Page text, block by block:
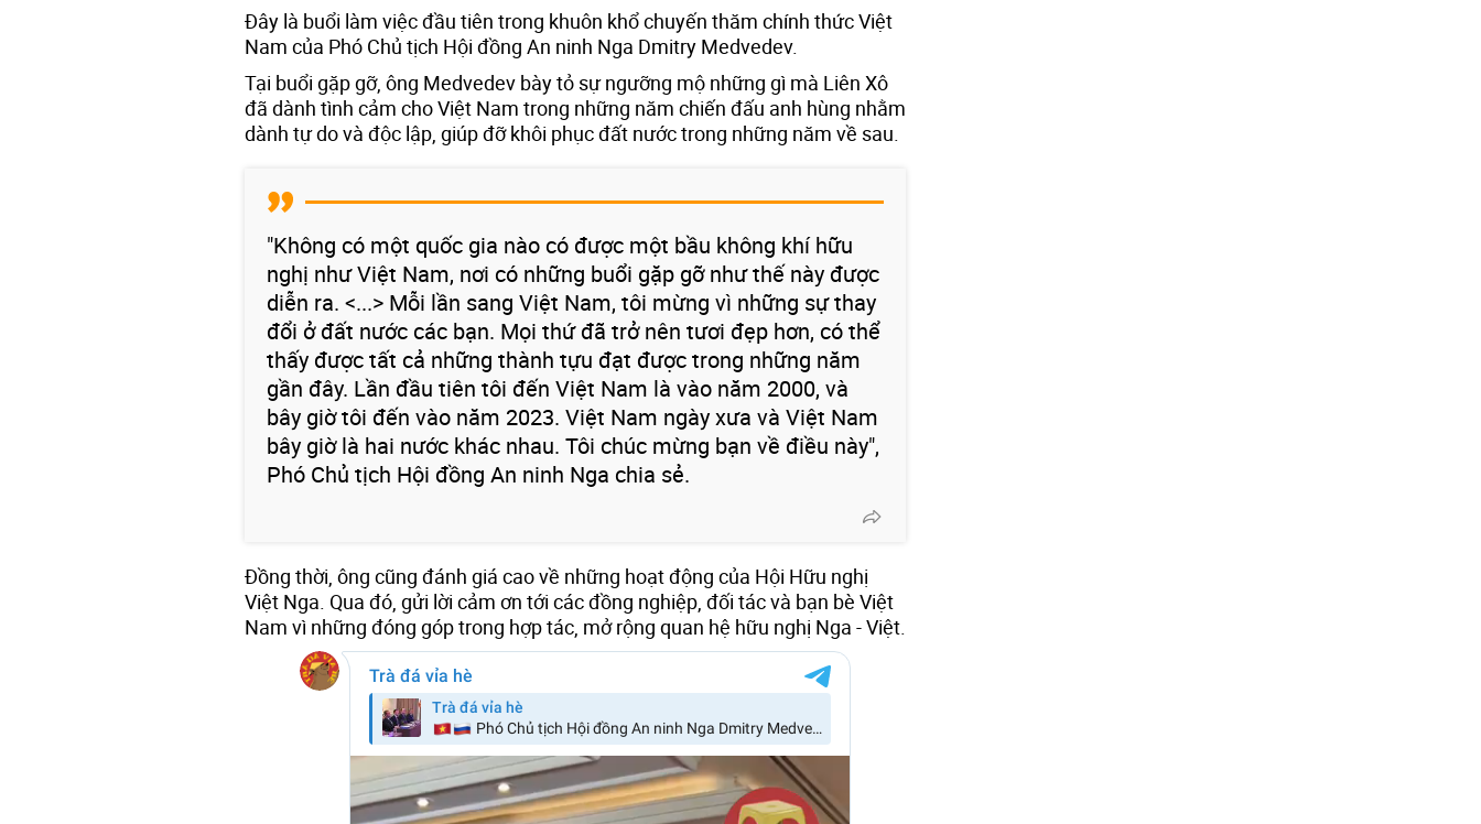
Đây là buổi làm việc đầu tiên trong khuôn khổ chuyến thăm chính thức Việt
Nam của Phó Chủ tịch Hội đồng An ninh Nga Dmitry Medvedev.
Tại buổi gặp gỡ, ông Medvedev bày tỏ sự ngưỡng mộ những gì mà Liên Xô
đã dành tình cảm cho Việt Nam trong những năm chiến đấu anh hùng nhằm
dành tự do và độc lập, giúp đỡ khôi phục đất nước trong những năm về sau.
"Không có một quốc gia nào có được một bầu không khí hữu
nghị như Việt Nam, nơi có những buổi gặp gỡ như thế này được
diễn ra. <...> Mỗi lần sang Việt Nam, tôi mừng vì những sự thay
đổi ở đất nước các bạn. Mọi thứ đã trở nên tươi đẹp hơn, có thể
thấy được tất cả những thành tựu đạt được trong những năm
gần đây. Lần đầu tiên tôi đến Việt Nam là vào năm 2000, và
bây giờ tôi đến vào năm 2023. Việt Nam ngày xưa và Việt Nam
bây giờ là hai nước khác nhau. Tôi chúc mừng bạn về điều này",
Phó Chủ tịch Hội đồng An ninh Nga chia sẻ.
Đồng thời, ông cũng đánh giá cao về những hoạt động của Hội Hữu nghị
Việt Nga. Qua đó, gửi lời cảm ơn tới các đồng nghiệp, đối tác và bạn bè Việt
Nam vì những đóng góp trong hợp tác, mở rộng quan hệ hữu nghị Nga - Việt.